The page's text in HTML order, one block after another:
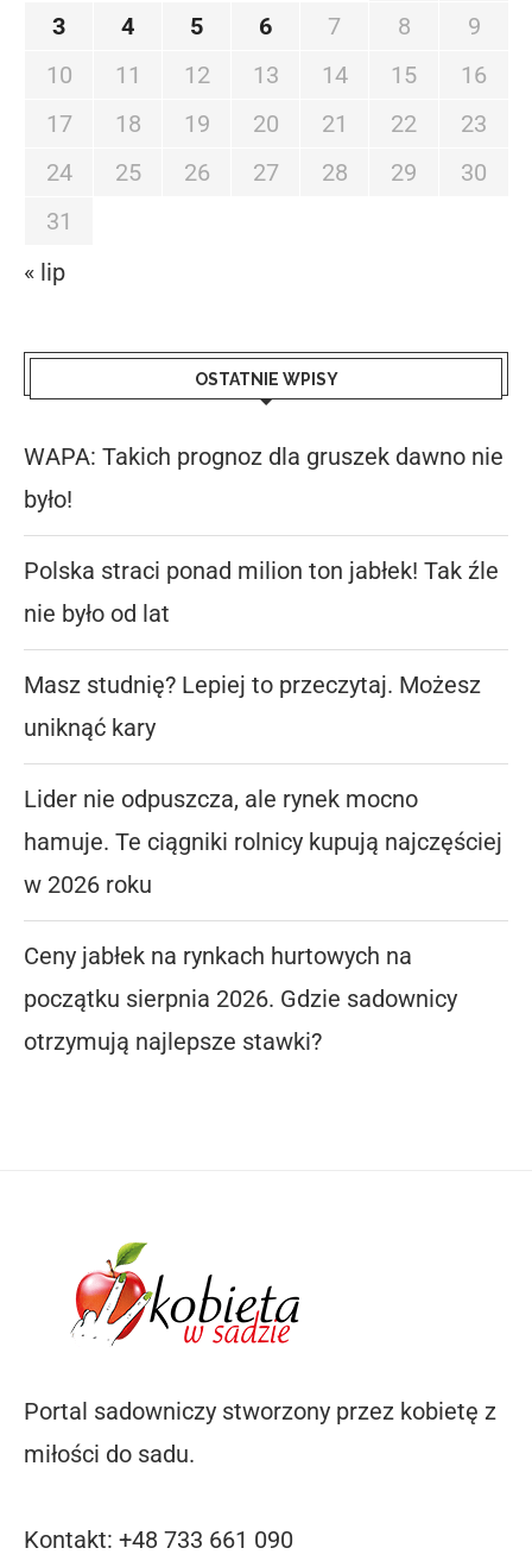
3
4 5 6 7 8
9
10
11 12 13 14 15
16
17
18 19 20 21 22
23
24
25 26 27 28 29
30
31
« lip
OSTATNIE WPISY
WAPA: Takich prognoz dla gruszek dawno nie
było!
Polska straci ponad milion ton jabłek! Tak źle
nie było od lat
Masz studnię? Lepiej to przeczytaj. Możesz
uniknąć kary
Lider nie odpuszcza, ale rynek mocno
hamuje. Te ciągniki rolnicy kupują najczęściej
w 2026 roku
Ceny jabłek na rynkach hurtowych na
początku sierpnia 2026. Gdzie sadownicy
otrzymują najlepsze stawki?
Portal sadowniczy stworzony przez kobietę z
miłości do sadu.
Kontakt: +48 733 661 090